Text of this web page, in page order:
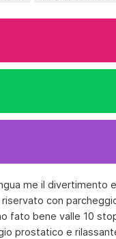
me il divertimento
con
fato bene valle 10
prostatico e